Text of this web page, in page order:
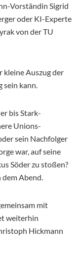
Vorständin Sigrid
oder KI-Experte
von der TU
kleine Auszug der
kann.
bis Stark-
Unions-
sein Nachfolger
war, auf seine
Söder zu stoßen?
Abend.
mit
weiterhin
Hickmann